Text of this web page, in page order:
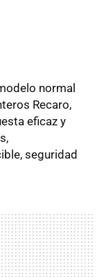
normal
Recaro,
eficaz y
seguridad